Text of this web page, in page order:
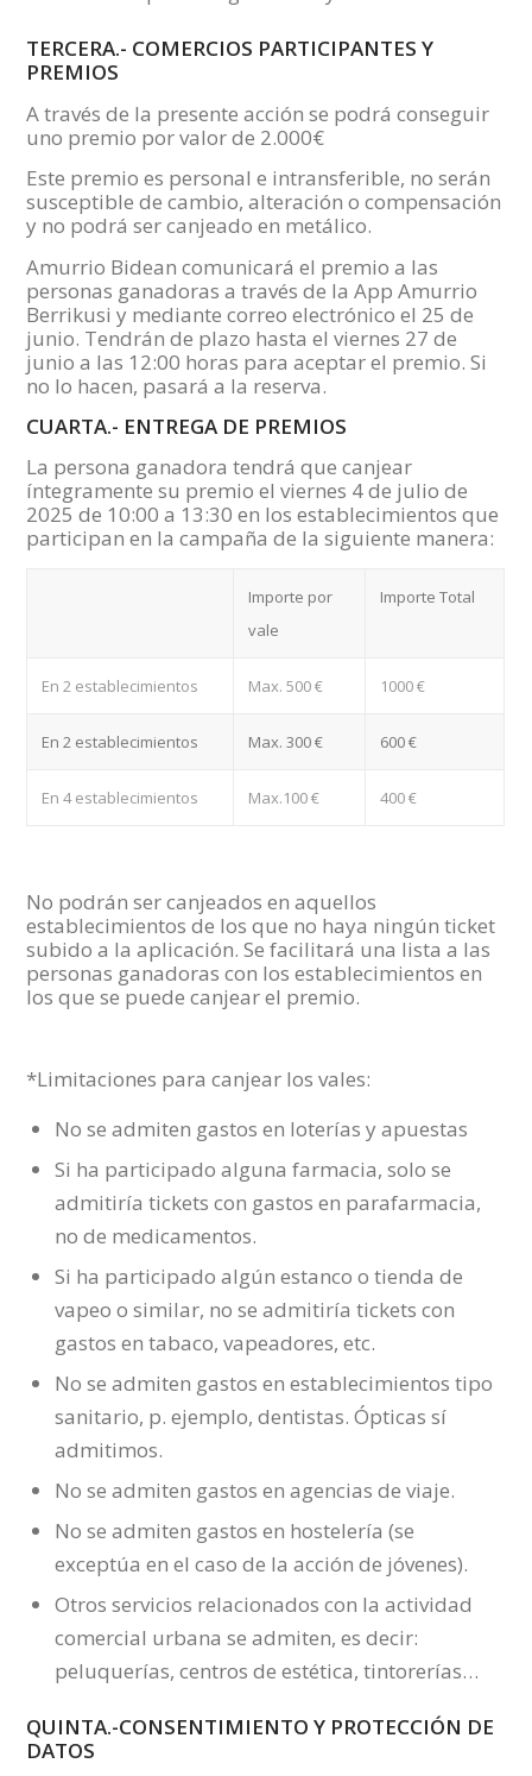
TERCERA.- COMERCIOS PARTICIPANTES Y
PREMIOS
A través de la presente acción se podrá conseguir
uno premio por valor de 2.000€
Este premio es personal e intransferible, no serán
susceptible de cambio, alteración o compensación
y no podrá ser canjeado en metálico.
Amurrio Bidean comunicará el premio a las
personas ganadoras a través de la App Amurrio
Berrikusi y mediante correo electrónico el 25 de
junio. Tendrán de plazo hasta el viernes 27 de
junio a las 12:00 horas para aceptar el premio. Si
no lo hacen, pasará a la reserva.
CUARTA.- ENTREGA DE PREMIOS
La persona ganadora tendrá que canjear
íntegramente su premio el viernes 4 de julio de
2025 de 10:00 a 13:30 en los establecimientos que
participan en la campaña de la siguiente manera:
Importe por
vale
Importe Total
En 2 establecimientos Max. 500 € 1000 €
En 2 establecimientos Max. 300 € 600 €
En 4 establecimientos Max.100 € 400 €
No podrán ser canjeados en aquellos
establecimientos de los que no haya ningún ticket
subido a la aplicación. Se facilitará una lista a las
personas ganadoras con los establecimientos en
los que se puede canjear el premio.
*Limitaciones para canjear los vales:
No se admiten gastos en loterías y apuestas
Si ha participado alguna farmacia, solo se
admitiría tickets con gastos en parafarmacia,
no de medicamentos.
Si ha participado algún estanco o tienda de
vapeo o similar, no se admitiría tickets con
gastos en tabaco, vapeadores, etc.
No se admiten gastos en establecimientos tipo
sanitario, p. ejemplo, dentistas. Ópticas sí
admitimos.
No se admiten gastos en agencias de viaje.
No se admiten gastos en hostelería (se
exceptúa en el caso de la acción de jóvenes).
Otros servicios relacionados con la actividad
comercial urbana se admiten, es decir:
peluquerías, centros de estética, tintorerías…
QUINTA.-CONSENTIMIENTO Y PROTECCIÓN DE
DATOS